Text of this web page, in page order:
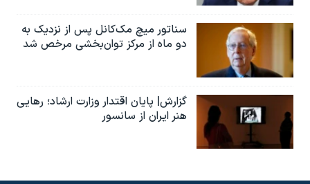
سناتور میچ مک‌کانل پس از نزدیک به
دو ماه از مرکز توان‌بخشی مرخص شد
گزارش| پایان اقتدار وزارت ارشاد؛ رهایی
هنر ایران از سانسور